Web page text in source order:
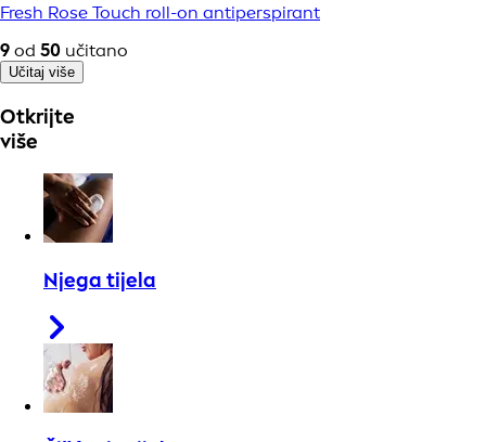
Fresh Rose Touch roll-on antiperspirant
9 od 50 učitano
Učitaj više
Otkrijte
više
Njega tijela